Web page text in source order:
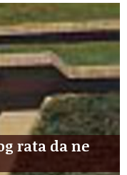
rata da ne